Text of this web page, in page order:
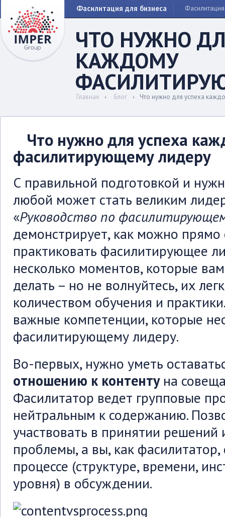
Фасилитация для бизнеса Фасилитация
ЧТО НУЖНО
КАЖДОМУ
Главная Блог Что нужно для успеха
Что нужно для успеха
фасилитирующему лидеру
С правильной подготовкой и
любой может стать великим
«Руководство по
демонстрирует, как можно прямо
практиковать фасилитирующее
несколько моментов, которые
делать – но не волнуйтесь, их
количеством обучения и
важные компетенции, которые
фасилитирующему лидеру.
Во-первых, нужно уметь
отношению к контентуна
Фасилитатор ведет групповые
нейтральным к содержанию.
участвовать в принятии
проблемы, а вы, как фасилитатор,
процессе (структуре, времени,
уровня) в обсуждении.